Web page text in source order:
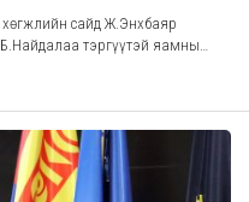
хөгжлийн сайд Ж.Энхбаяр
тэргүүтэй яамны